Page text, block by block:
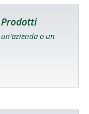
Prodotti
o un